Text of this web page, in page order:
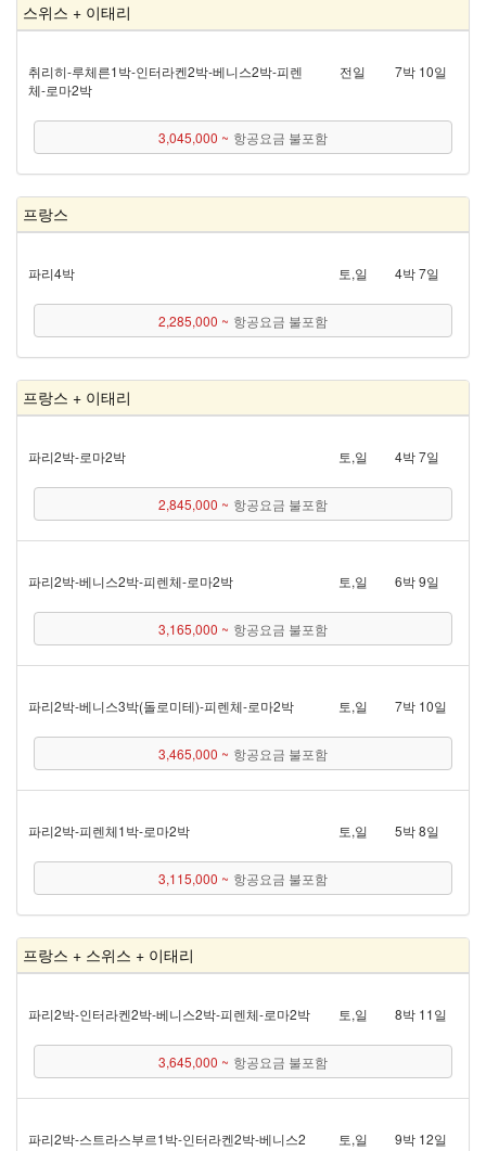
스위스 + 이태리
취리히 - 루체른 1박 - 인터라켄 2박 - 베니스 2박 - 피렌
체 - 로마 2박
전일 7박 10일
3,045,000 ~ 항공요금 불포함
프랑스
파리 4박 토,일 4박 7일
2,285,000 ~ 항공요금 불포함
프랑스 + 이태리
파리 2박 - 로마 2박 토,일 4박 7일
2,845,000 ~ 항공요금 불포함
파리 2박 - 베니스 2박 - 피렌체 - 로마 2박 토,일 6박 9일
3,165,000 ~ 항공요금 불포함
파리 2박 - 베니스 3박(돌로미테) - 피렌체 - 로마 2박 토,일 7박 10일
3,465,000 ~ 항공요금 불포함
파리 2박 - 피렌체 1박 - 로마 2박 토,일 5박 8일
3,115,000 ~ 항공요금 불포함
프랑스 + 스위스 + 이태리
파리 2박 - 인터라켄 2박 - 베니스 2박 - 피렌체 - 로마 2박 토,일 8박 11일
3,645,000 ~ 항공요금 불포함
파리 2박 - 스트라스부르 1박 - 인터라켄 2박 - 베니스 2
토,일 9박 12일